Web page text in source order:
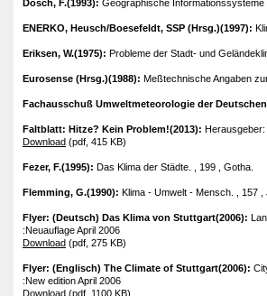
Dosch, F.(1993): Geographische
ENERKO, Heusch/Boesefeldt, SSP (Hrsg.)(1997):
Eriksen, W.(1975): Probleme der Stadt- und
Eurosense (Hrsg.)(1988): Meßtechnische Angaben
Fachausschuß Umweltmeteorologie der
Faltblatt: Hitze? Kein Problem!(2013): Herausgeber:
Download (pdf, 415 KB)
Fezer, F.(1995): Das Klima der Städte. , 199 , Gotha.
Flemming, G.(1990): Klima - Umwelt - Mensch. , 157 ,
Flyer: (Deutsch) Das Klima von Stuttgart(2006):
:Neuauflage April 2006
Download (pdf, 275 KB)
Flyer: (Englisch) The Climate of Stuttgart(2006):
:New edition April 2006
Download (pdf, 1100 KB)